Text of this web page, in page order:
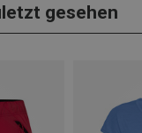
gesehen